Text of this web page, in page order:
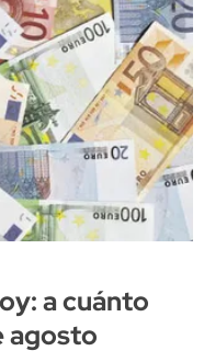
a cuánto
agosto